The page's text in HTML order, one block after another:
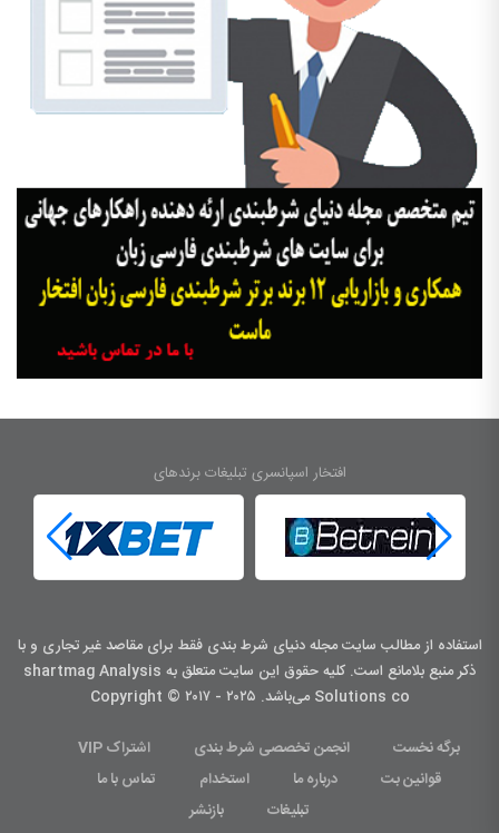
افتخار اسپانسری تبلیغات برندهای
استفاده از مطالب سایت مجله دنیای شرط بندی فقط برای مقاصد غیر تجاری و با
ذکر منبع بلامانع است. کليه حقوق اين سايت متعلق به shartmag Analysis
Solutions co می‌باشد. Copyright © ۲۰۱۷ - ۲۰۲۵
برگه نخست انجمن تخصصی شرط بندی
اشتراک VIP
قوانین بت
درباره ما استخدام
تماس با ما
تبلیغات
بازنشر